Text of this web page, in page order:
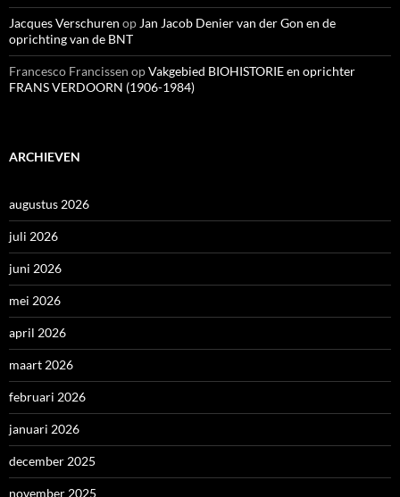
Jacques Verschuren op Jan Jacob Denier van der Gon en de
oprichting van de BNT
Francesco Francissen opVakgebied BIOHISTORIE en oprichter
FRANS VERDOORN (1906-1984)
ARCHIEVEN
augustus 2026
juli 2026
juni 2026
mei 2026
april 2026
maart 2026
februari 2026
januari 2026
december 2025
november 2025